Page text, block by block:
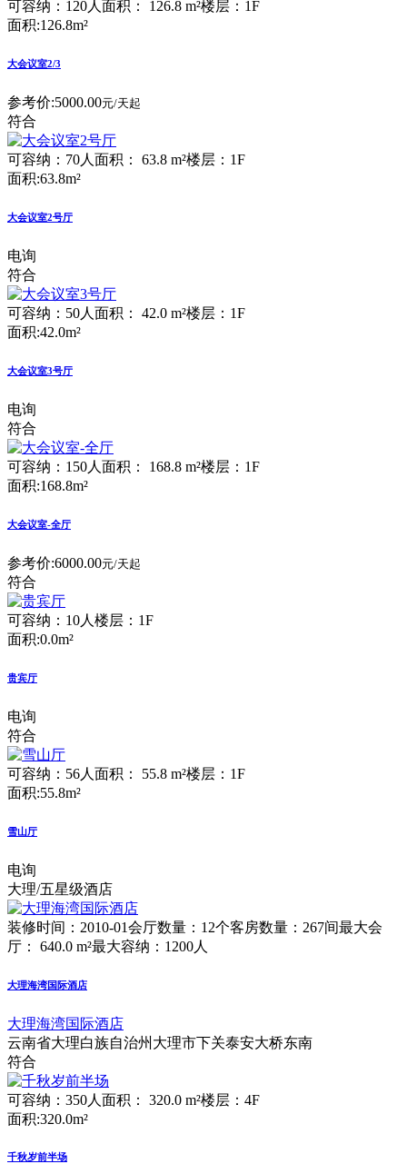
可容纳：120人 面积： 126.8 m²楼层：1F
面积:126.8m²
大会议室2/3
参考价:5000.00元/天起
符合
可容纳：70人 面积： 63.8 m²楼层：1F
面积:63.8m²
大会议室2号厅
电询
符合
可容纳：50人 面积： 42.0 m²楼层：1F
面积:42.0m²
大会议室3号厅
电询
符合
可容纳：150人 面积： 168.8 m²楼层：1F
面积:168.8m²
大会议室-全厅
参考价:6000.00元/天起
符合
可容纳：10人 楼层：1F
面积:0.0m²
贵宾厅
电询
符合
可容纳：56人 面积： 55.8 m²楼层：1F
面积:55.8m²
雪山厅
电询
大理/五星级酒店
装修时间：2010-01会厅数量：12个客房数量：267间最大会
厅： 640.0 m²最大容纳：1200人
大理海湾国际酒店
大理海湾国际酒店
云南省大理白族自治州大理市下关泰安大桥东南
符合
可容纳：350人 面积： 320.0 m²楼层：4F
面积:320.0m²
千秋岁前半场